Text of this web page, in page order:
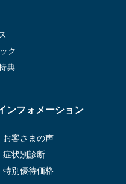
ク
典
ンフォメーション
お客さまの声
症状別診断
特別優待価格